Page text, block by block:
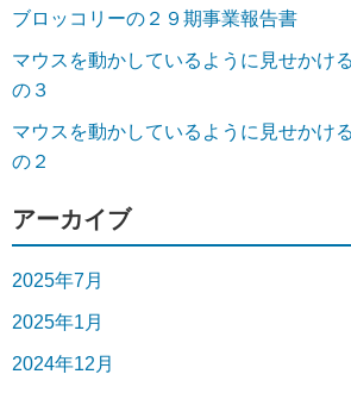
ブロッコリーの２９期事業報告書
マウスを動かしているように見せかけ
の３
マウスを動かしているように見せかけ
の２
アーカイブ
2025年7月
2025年1月
2024年12月